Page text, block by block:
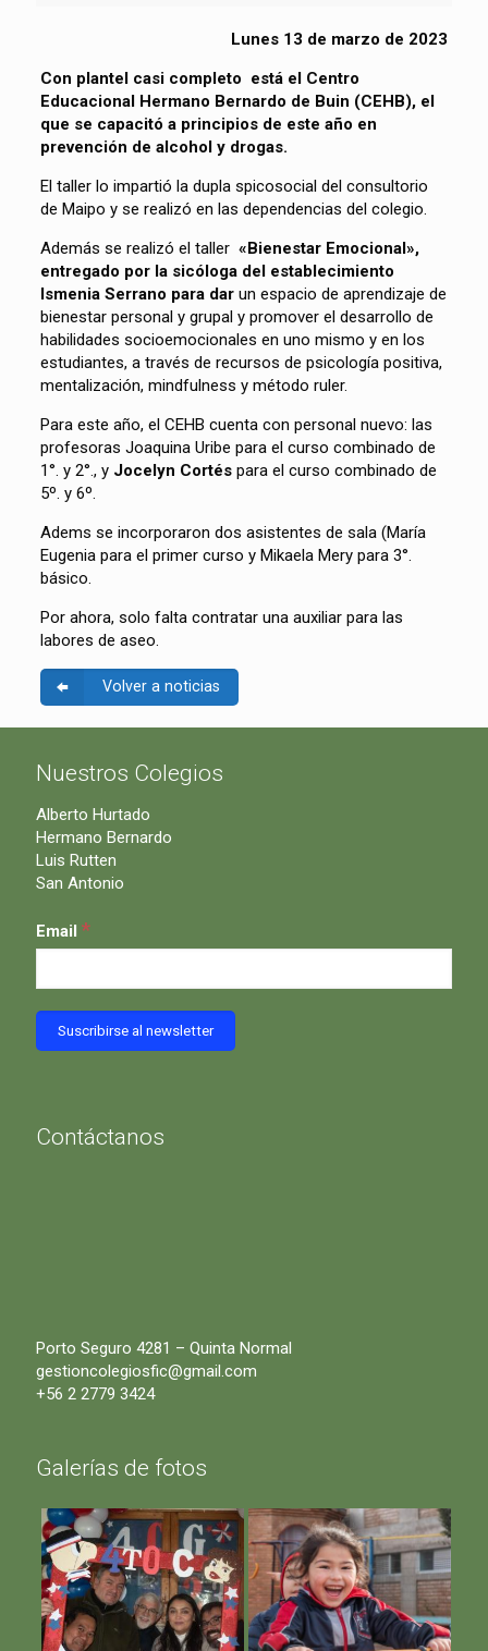
Lunes 13 de marzo de 2023
Con plantel casi completo está el Centro
Educacional Hermano Bernardo de Buin (CEHB), el
que se capacitó a principios de este año en
prevención de alcohol y drogas.
El taller lo impartió la dupla spicosocial del consultorio
de Maipo y se realizó en las dependencias del colegio.
Además se realizó el taller «Bienestar Emocional»,
entregado por la sicóloga del establecimiento
Ismenia Serrano para darun espacio de aprendizaje de
bienestar personal y grupal y promover el desarrollo de
habilidades socioemocionales en uno mismo y en los
estudiantes, a través de recursos de psicología positiva,
mentalización, mindfulness y método ruler.
Para este año, el CEHB cuenta con personal nuevo: las
profesoras Joaquina Uribe para el curso combinado de
1°. y 2°., y Jocelyn Cortéspara el curso combinado de
5º. y 6º.
Adems se incorporaron dos asistentes de sala (María
Eugenia para el primer curso y Mikaela Mery para 3°.
básico.
Por ahora, solo falta contratar una auxiliar para las
labores de aseo.
Volver a noticias
Nuestros Colegios
Alberto Hurtado
Hermano Bernardo
Luis Rutten
San Antonio
Email *
Contáctanos
Porto Seguro 4281 – Quinta Normal
gestioncolegiosfic@gmail.com
+56 2 2779 3424
Galerías de fotos